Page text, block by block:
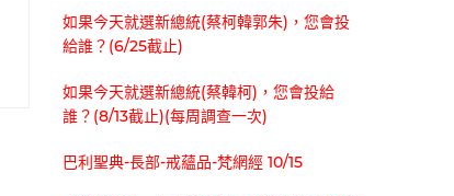
如果今天就選新總統(蔡柯韓郭朱)，您會投
給誰？(6/25截止)
如果今天就選新總統(蔡韓柯)，您會投給
誰？(8/13截止)(每周調查一次)
巴利聖典-長部-戒蘊品-梵網經 10/15